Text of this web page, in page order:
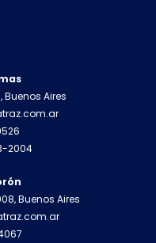
Buenos Aires
2004
Buenos Aires